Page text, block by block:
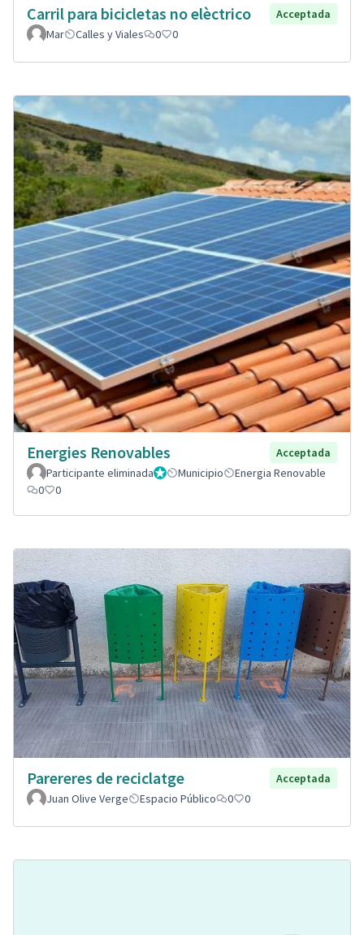
Carril para bicicletas no elèctrico
Acceptada
Mar
Calles y Viales 0 0
Energies Renovables
Acceptada
Participante eliminadaAdministrador
Municipio
Energia Renovable
0
0
Parereres de reciclatge
Acceptada
Juan Olive Verge
Espacio Público 0 0